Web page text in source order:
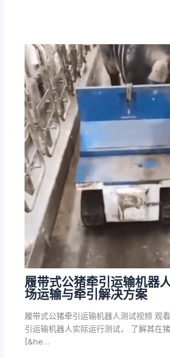
履带式公猪牵引运输机器
场运输与牵引解决方案
履带式公猪牵引运输机器人测试视频 观
引运输机器人实际运行测试， 了解其在
[&he…